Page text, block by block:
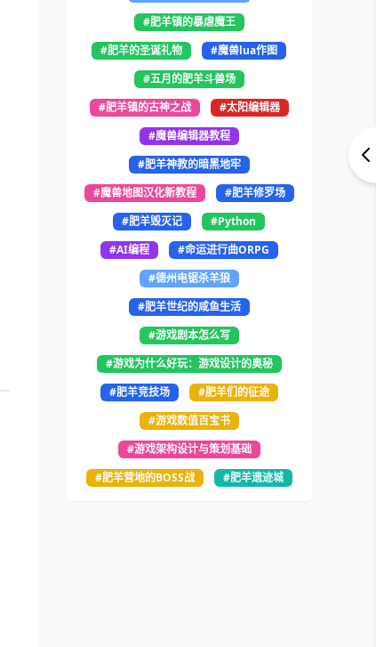
#肥羊镇的暴虐魔王
#肥羊的圣诞礼物
#魔兽lua作图
#五月的肥羊斗兽场
#肥羊镇的古神之战
#太阳编辑器
#魔兽编辑器教程
#肥羊神教的暗黑地牢
#魔兽地图汉化新教程
#肥羊修罗场
#肥羊毁灭记
#Python
#AI编程
#命运进行曲ORPG
#德州电锯杀羊狼
#肥羊世纪的咸鱼生活
#游戏剧本怎么写
#游戏为什么好玩：游戏设计的奥秘
#肥羊竞技场
#肥羊们的征途
#游戏数值百宝书
#游戏架构设计与策划基础
#肥羊营地的BOSS战
#肥羊遗迹城